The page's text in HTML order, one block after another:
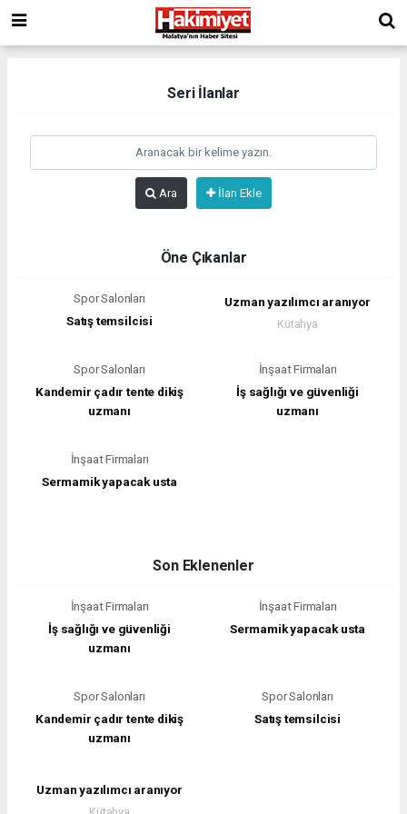
Seri İlanlar
Ara İlan Ekle
Öne Çıkanlar
Spor Salonları
Satış temsilcisi
Uzman yazılımcı aranıyor
Kütahya
Spor Salonları
Kandemir çadır tente dikiş
uzmanı
İnşaat Firmaları
İş sağlığı ve güvenliği
uzmanı
İnşaat Firmaları
Sermamik yapacak usta
Son Eklenenler
İnşaat Firmaları
İş sağlığı ve güvenliği
uzmanı
İnşaat Firmaları
Sermamik yapacak usta
Spor Salonları
Kandemir çadır tente dikiş
uzmanı
Spor Salonları
Satış temsilcisi
Uzman yazılımcı aranıyor